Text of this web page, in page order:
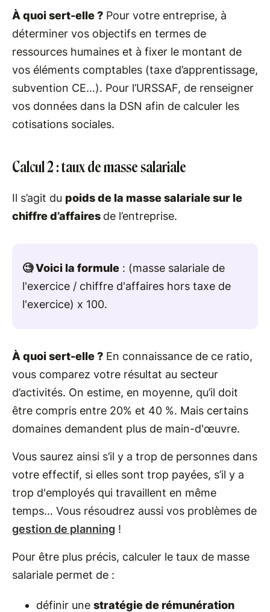
À quoi sert-elle ? Pour votre entreprise, à
déterminer vos objectifs en termes de
ressources humaines et à fixer le montant de
vos éléments comptables (taxe d’apprentissage,
subvention CE…). Pour l’URSSAF, de renseigner
vos données dans la DSN afin de calculer les
cotisations sociales.
Calcul 2 : taux de masse salariale
Il s’agit du poids de la masse salariale sur le
chiffre d’affaires de l’entreprise.
🧐 Voici la formule : (masse salariale de
l'exercice / chiffre d'affaires hors taxe de
l'exercice) x 100.
À quoi sert-elle ? En connaissance de ce ratio,
vous comparez votre résultat au secteur
d’activités. On estime, en moyenne, qu’il doit
être compris entre 20% et 40 %. Mais certains
domaines demandent plus de main-d'œuvre.
Vous saurez ainsi s’il y a trop de personnes dans
votre effectif, si elles sont trop payées, s’il y a
trop d'employés qui travaillent en même
temps… Vous résoudrez aussi vos problèmes de
gestion de planning !
Pour être plus précis, calculer le taux de masse
salariale permet de :
définir une stratégie de rémunération